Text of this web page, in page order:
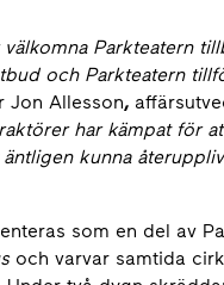
Parkteatern
och Parkteatern
Jon Allesson,
har kämpat för
kunna
som en del av
och varvar samtida